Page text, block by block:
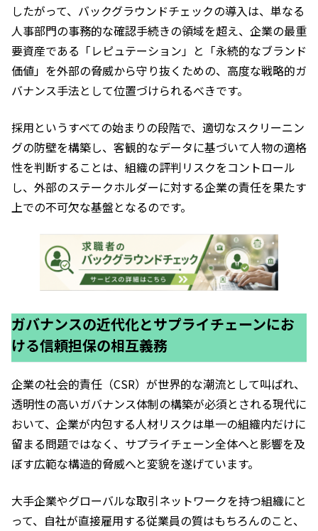
したがって、バックグラウンドチェックの導入は、単なる
人事部門の事務的な確認手続きの領域を超え、企業の最重
要資産である「レピュテーション」と「永続的なブランド
価値」を外部の脅威から守り抜くための、高度な戦略的ガ
バナンス手法として位置づけられるべきです。
採用というすべての始まりの段階で、適切なスクリーニン
グの防壁を構築し、客観的なデータに基づいて人物の適格
性を判断することは、組織の評判リスクをコントロール
し、外部のステークホルダーに対する企業の責任を果たす
上での不可欠な基盤となるのです。
ガバナンスの近代化とサプライチェーンにお
ける信頼担保の相互義務
企業の社会的責任（CSR）が世界的な潮流として叫ばれ、
透明性の高いガバナンス体制の構築が必須とされる現代に
おいて、企業が内包する人材リスクは単一の組織内だけに
留まる問題ではなく、サプライチェーン全体へと影響を及
ぼす広範な構造的脅威へと変貌を遂げています。
大手企業やグローバルな取引ネットワークを持つ組織にと
って、自社が直接雇用する従業員の質はもちろんのこと、